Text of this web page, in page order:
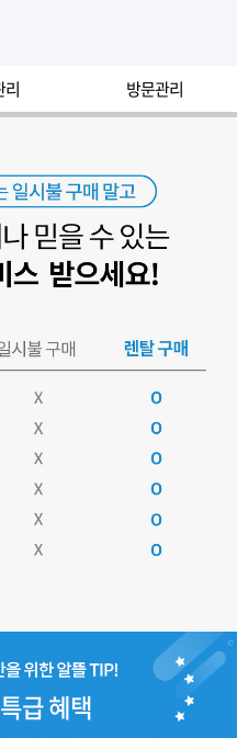
리 방문관리
급 혜택